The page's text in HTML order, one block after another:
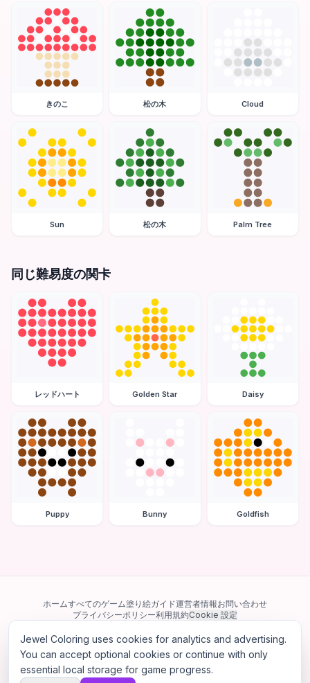
きのこ 松の木 Cloud
Sun 松の木 Palm Tree
同じ難易度の関卡
レッドハート Golden Star Daisy
Puppy Bunny Goldfish
ホームすべてのゲーム塗り絵ガイド運営者情報お問い合わせ
プライバシーポリシー利用規約Cookie 設定
当サイトは Google AdSense を含む第三者広告ネットワークを利用してい
ます。一部のサードパーティ Cookie を使用してパーソナライズ広告を配信
する場合があります。
Jewel Coloring uses cookies for analytics and advertising.
You can accept optional cookies or continue with only
essential local storage for game progress.